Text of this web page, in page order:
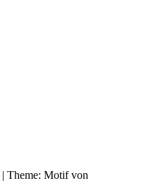
| Theme: Motif von